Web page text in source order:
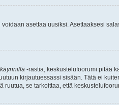
asettaa uusiksi. Asettaaksesi
-rastia, keskustelufoorumi pitää
kirjautuessassi sisään. Tätä ei
ruutua, se tarkoittaa, että